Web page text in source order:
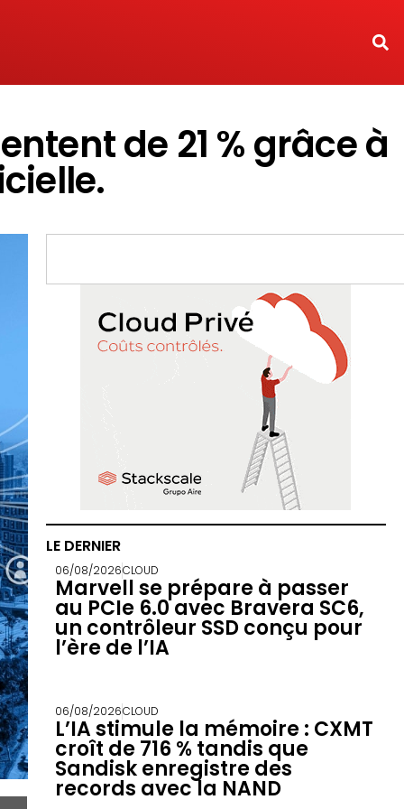
de 21 % grâce à
LE DERNIER
06/08/2026CLOUD
Marvell se prépare à passer
au PCIe 6.0 avec Bravera SC6,
un contrôleur SSD conçu pour
l’ère de l’IA
06/08/2026CLOUD
L’IA stimule la mémoire : CXMT
croît de 716 % tandis que
Sandisk enregistre des
records avec la NAND